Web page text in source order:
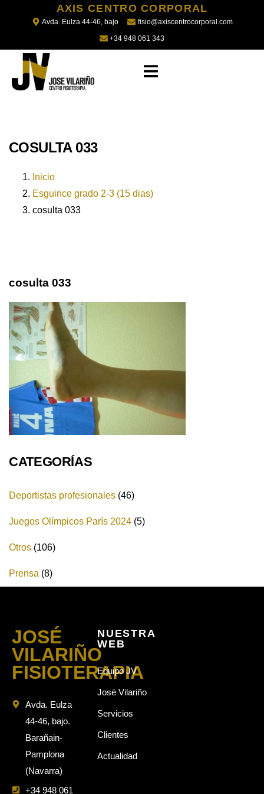
AXIS CENTRO CORPORAL
Avda. Eulza 44-46, bajo
fisio@axiscentrocorporal.com
+34 948 061 343
COSULTA 033
Inicio
Esguince grado 2-3 (15 dias)
cosulta 033
cosulta 033
CATEGORÍAS
Deportistas profesionales (46)
Juegos Olímpicos París 2024 (5)
Otros (106)
Prensa (8)
JOSÉ
VILARIÑO
FISIOTERAPIA
Avda. Eulza
44-46, bajo.
Barañain-
Pamplona
(Navarra)
+34 948 061
NUESTRA
WEB
Equipo JV
José Vilariño
Servicios
Clientes
Actualidad